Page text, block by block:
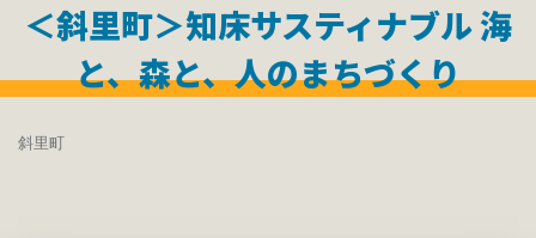
＜斜里町＞知床サスティナブル 海
と、森と、人のまちづくり
斜里町